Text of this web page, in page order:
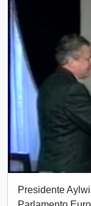
Presidente